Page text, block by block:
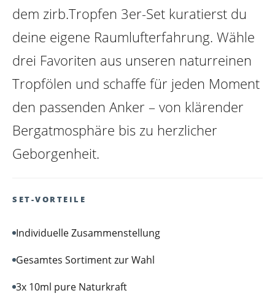
zirb.Classic
10ml essential
zirb.Relaxed
10ml essential
zirb.Refreshed
10ml essential
dem zirb.Tropfen 3er-Set kuratierst du
deine eigene Raumlufterfahrung. Wähle
drei Favoriten aus unseren naturreinen
Tropfölen und schaffe für jeden Moment
den passenden Anker – von klärender
Bergatmosphäre bis zu herzlicher
Geborgenheit.
SET-VORTEILE
Individuelle Zusammenstellung
Gesamtes Sortiment zur Wahl
3x 10ml pure Naturkraft